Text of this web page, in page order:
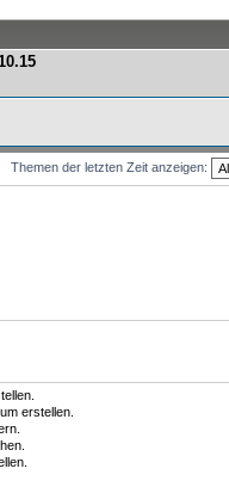
Themen der letzten Zeit anzeigen:
erstellen.